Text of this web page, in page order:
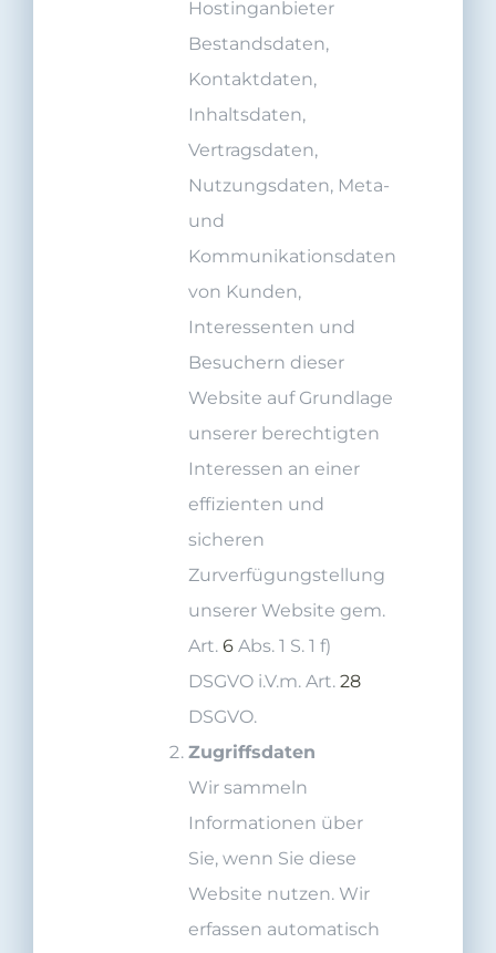
Hostinganbieter
Bestandsdaten,
Kontaktdaten,
Inhaltsdaten,
Vertragsdaten,
Nutzungsdaten, Meta-
und
Kommunikationsdaten
von Kunden,
Interessenten und
Besuchern dieser
Website auf Grundlage
unserer berechtigten
Interessen an einer
effizienten und
sicheren
Zurverfügungstellung
unserer Website gem.
Art. 6 Abs. 1 S. 1 f)
DSGVO i.V.m. Art. 28
DSGVO.
Zugriffsdaten
Wir sammeln
Informationen über
Sie, wenn Sie diese
Website nutzen. Wir
erfassen automatisch